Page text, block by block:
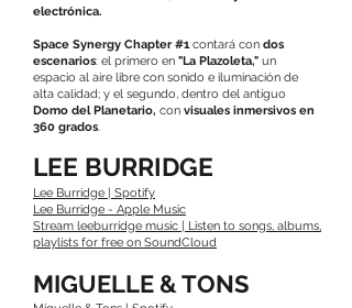
electrónica.
Space Synergy Chapter #1contará con dos
escenarios: el primero en "La Plazoleta," un
espacio al aire libre con sonido e iluminación de
alta calidad; y el segundo, dentro del antiguo
Domo del Planetario, con visuales inmersivos en
360 grados.
LEE BURRIDGE
Lee Burridge | Spotify
‎Lee Burridge - Apple Music
Stream leeburridge music | Listen to songs, albums,
playlists for free on SoundCloud
MIGUELLE & TONS